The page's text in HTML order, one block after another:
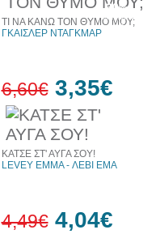
30%
έκπτωση
web
ΤΙ ΝΑ ΚΑΝΩ ΤΟΝ ΘΥΜΟ ΜΟΥ;
ΓΚΑΙΣΛΕΡ ΝΤΑΓΚΜΑΡ
6,60€ 3,35€
ΚΑΤΣΕ ΣΤ' ΑΥΓΑ ΣΟΥ!
LEVEY EMMA - ΛΕΒΙ ΕΜΑ
4,49€ 4,04€